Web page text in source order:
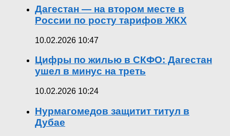
Дагестан — на втором месте в
России по росту тарифов ЖКХ
10.02.2026 10:47
Цифры по жилью в СКФО: Дагестан
ушел в минус на треть
10.02.2026 10:24
Нурмагомедов защитит титул в
Дубае